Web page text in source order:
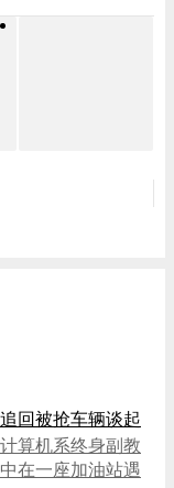
回被抢车辆谈起
算机系终身副教
在一座加油站遇